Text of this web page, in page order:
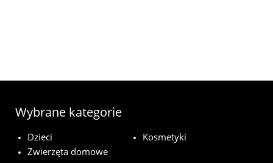
Wybrane kategorie
Dzieci
Kosmetyki
Zwierzęta domowe